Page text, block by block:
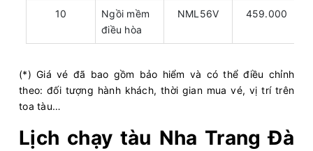
10
Ngồi mềm
điều hòa
NML56V 459.000
(*) Giá vé đã bao gồm bảo hiểm và có thể điều chỉnh
theo: đối tượng hành khách, thời gian mua vé, vị trí trên
toa tàu…
Lịch chạy tàu Nha Trang Đà